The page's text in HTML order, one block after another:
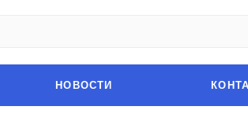
НОВОСТИ